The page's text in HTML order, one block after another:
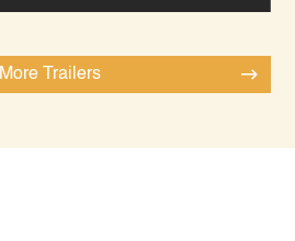
More Trailers